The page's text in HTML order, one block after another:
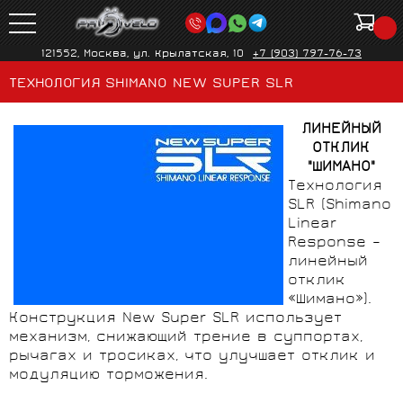
121552, Москва, ул. Крылатская, 10 +7 (903) 797-76-73
ТЕХНОЛОГИЯ SHIMANO NEW SUPER SLR
ЛИНЕЙНЫЙ
ОТКЛИК
"ШИМАНО"
Технология
SLR (Shimano
Linear
Response –
линейный
отклик
«Шимано»).
Конструкция New Super SLR использует
механизм, снижающий трение в суппортах,
рычагах и тросиках, что улучшает отклик и
модуляцию торможения.